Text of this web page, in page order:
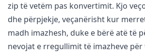
zip të vetëm pas konvertimit. Kjo
dhe përpjekje, veçanërisht kur
madh imazhesh, duke e bërë atë të
nevojat e rregullimit të imazheve